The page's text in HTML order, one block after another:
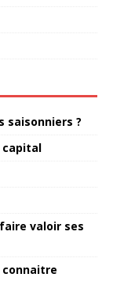
saisonniers ?
capital
valoir ses